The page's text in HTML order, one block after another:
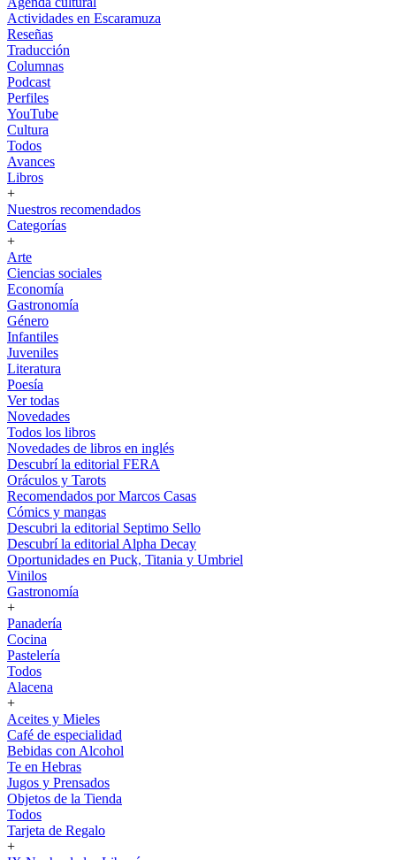
Actividades en Escaramuza
Reseñas
Traducción
Columnas
Podcast
Perfiles
YouTube
Cultura
Todos
Avances
Libros
+
Nuestros recomendados
Categorías
+
Arte
Ciencias sociales
Economía
Gastronomía
Género
Infantiles
Juveniles
Literatura
Poesía
Ver todas
Novedades
Todos los libros
Novedades de libros en inglés
Descubrí la editorial FERA
Oráculos y Tarots
Recomendados por Marcos Casas
Cómics y mangas
Descubri la editorial Septimo Sello
Descubrí la editorial Alpha Decay
Oportunidades en Puck, Titania y Umbriel
Vinilos
Gastronomía
+
Panadería
Cocina
Pastelería
Todos
Alacena
+
Aceites y Mieles
Café de especialidad
Bebidas con Alcohol
Te en Hebras
Jugos y Prensados
Objetos de la Tienda
Todos
Tarjeta de Regalo
+